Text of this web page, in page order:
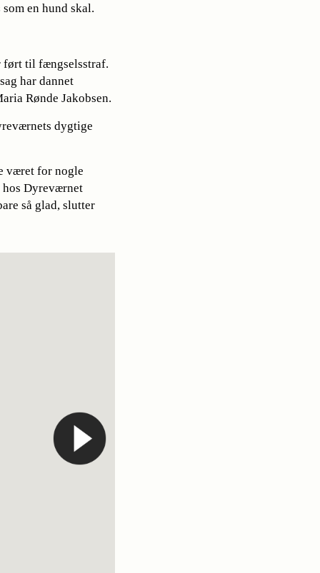
en hund skal.
ført til fængselsstraf.
har dannet
Rønde Jakobsen.
dygtige
været for nogle
hos Dyreværnet
så glad, slutter